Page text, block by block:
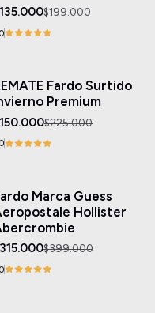
$199.000
Fardo Surtido
Premium
$225.000
Marca Guess
Hollister
$399.000